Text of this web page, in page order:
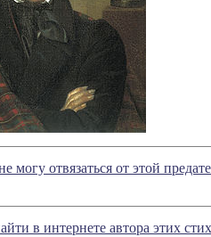
могу отвязаться от этой
в интернете автора этих